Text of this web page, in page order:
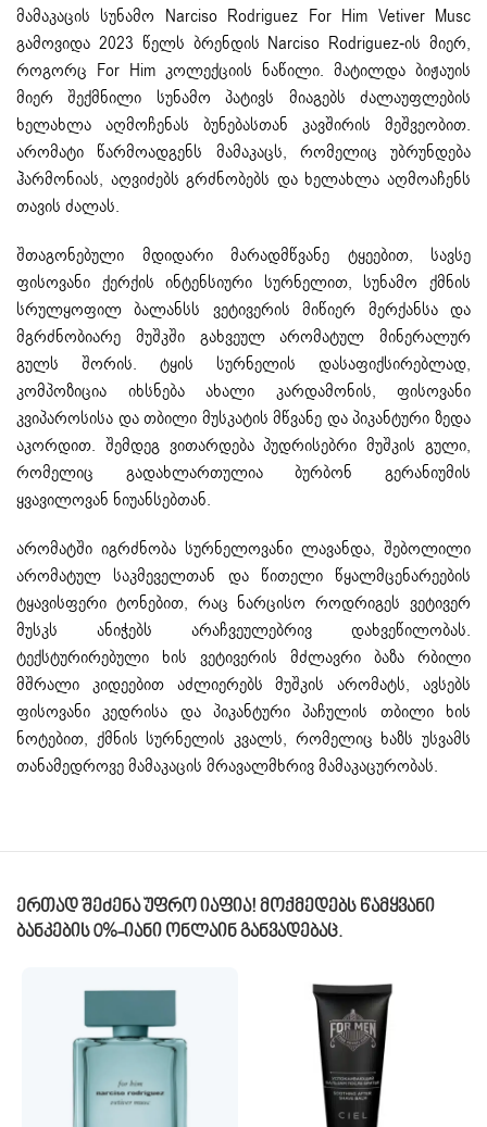
მამაკაცის სუნამო Narciso Rodriguez For Him Vetiver Musc
გამოვიდა 2023 წელს ბრენდის Narciso Rodriguez-ის მიერ,
როგორც For Him კოლექციის ნაწილი. მატილდა ბიჟაუის
მიერ შექმნილი სუნამო პატივს მიაგებს ძალაუფლების
ხელახლა აღმოჩენას ბუნებასთან კავშირის მეშვეობით.
არომატი წარმოადგენს მამაკაცს, რომელიც უბრუნდება
ჰარმონიას, აღვიძებს გრძნობებს და ხელახლა აღმოაჩენს
თავის ძალას.
შთაგონებული მდიდარი მარადმწვანე ტყეებით, სავსე
ფისოვანი ქერქის ინტენსიური სურნელით, სუნამო ქმნის
სრულყოფილ ბალანსს ვეტივერის მიწიერ მერქანსა და
მგრძნობიარე მუშკში გახვეულ არომატულ მინერალურ
გულს შორის. ტყის სურნელის დასაფიქსირებლად,
კომპოზიცია იხსნება ახალი კარდამონის, ფისოვანი
კვიპაროსისა და თბილი მუსკატის მწვანე და პიკანტური ზედა
აკორდით. შემდეგ ვითარდება პუდრისებრი მუშკის გული,
რომელიც გადახლართულია ბურბონ გერანიუმის
ყვავილოვან ნიუანსებთან.
არომატში იგრძნობა სურნელოვანი ლავანდა, შებოლილი
არომატულ საკმეველთან და წითელი წყალმცენარეების
ტყავისფერი ტონებით, რაც ნარცისო როდრიგეს ვეტივერ
მუსკს ანიჭებს არაჩვეულებრივ დახვეწილობას.
ტექსტურირებული ხის ვეტივერის მძლავრი ბაზა რბილი
მშრალი კიდეებით აძლიერებს მუშკის არომატს, ავსებს
ფისოვანი კედრისა და პიკანტური პაჩულის თბილი ხის
ნოტებით, ქმნის სურნელის კვალს, რომელიც ხაზს უსვამს
თანამედროვე მამაკაცის მრავალმხრივ მამაკაცურობას.
Ერთად Შეძენა Უფრო Იაფია! Მოქმედებს Წამყვანი
Ბანკების 0%-Იანი Ონლაინ Განვადებაც.